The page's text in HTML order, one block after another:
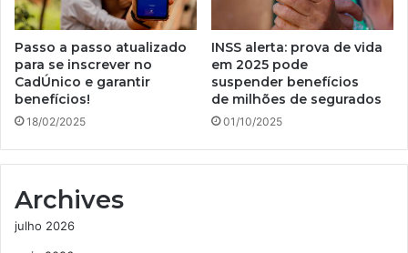
Passo a passo atualizado
para se inscrever no
CadÚnico e garantir
benefícios!
18/02/2025
INSS alerta: prova de vida
em 2025 pode
suspender benefícios
de milhões de segurados
01/10/2025
Archives
julho 2026